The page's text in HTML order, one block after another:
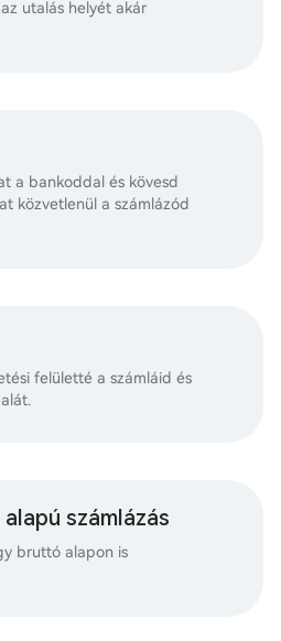
utalás helyét akár
a bankoddal és kövesd
közvetlenül a számlázód
felületté a számláid és
számlázás
bruttó alapon is